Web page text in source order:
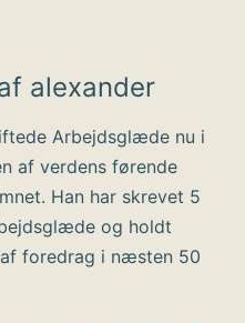
alexander
Arbejdsglæde nu i
af verdens førende
Han har skrevet 5
og holdt
foredrag i næsten 50